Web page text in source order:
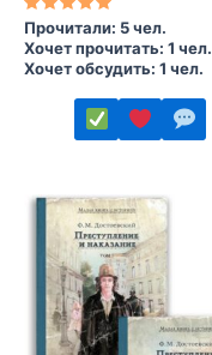
Оценка
5.00
из 5
Прочитали: 5 чел.
Хочет прочитать: 1 чел.
Хочет обсудить: 1 чел.
товар
имеет
несколько
вариаций.
Опции
можно